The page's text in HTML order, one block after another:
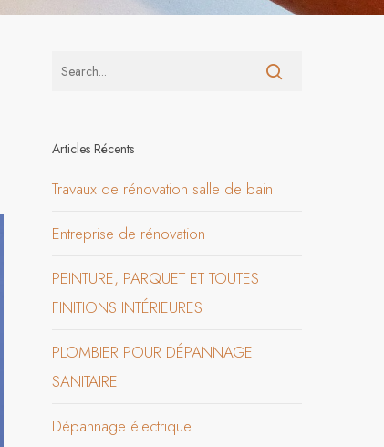
Articles Récents
Travaux de rénovation salle de bain
Entreprise de rénovation
PEINTURE, PARQUET ET TOUTES
FINITIONS INTÉRIEURES
PLOMBIER POUR DÉPANNAGE
SANITAIRE
Dépannage électrique